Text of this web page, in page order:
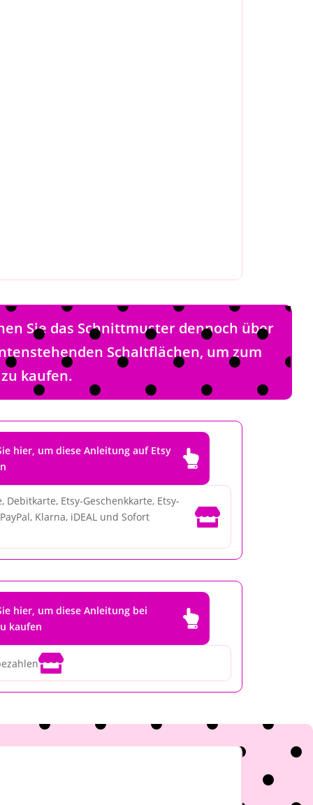
Sie das Schnittmuster dennoch über
Schaltflächen, um zum
kaufen.
hier, um diese Anleitung auf Etsy

Etsy-Geschenkkarte, Etsy-
Klarna, iDEAL und Sofort

hier, um diese Anleitung bei
kaufen

